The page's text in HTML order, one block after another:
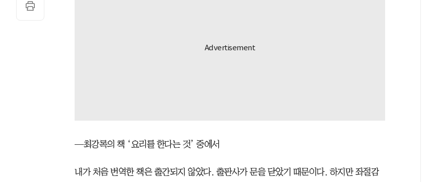
—최강록의 책 ‘요리를 한다는 것’ 중에서
내가 처음 번역한 책은 출간되지 않았다. 출판사가 문을 닫았기 때문이다. 하지만 좌절감